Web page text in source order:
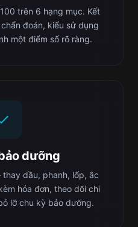
trên 6 hạng mục. Kết
đoán, kiểu sử dụng
một điểm số rõ ràng.
dưỡng
dầu, phanh, lốp, ắc
hóa đơn, theo dõi chi
lỡ chu kỳ bảo dưỡng.